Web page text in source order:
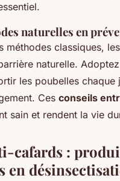
naturelles en
méthodes classiques,
naturelle.
les poubelles chaque
Ces conseils
sain et rendent la vie
cafards :
en